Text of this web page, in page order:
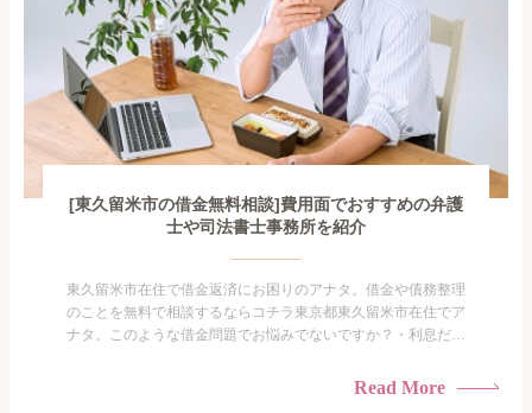
[東久留米市の借金無料相談]費用面でおすすめの弁護
士や司法書士事務所を紹介
東久留米市在住で借金返済にお困りのアナタ。借金や債務整理
のことを無料で相談するならコチラ東京都東久留米市在住でア
ナタ。このような借金問題でお悩みでないですか？・利息だけ
家族に知られたくない・借金の催促、取り立てで憂鬱にな
Read More